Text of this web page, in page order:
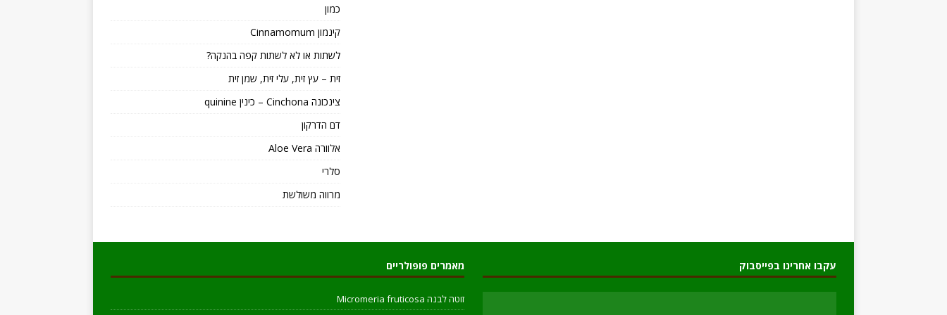
כמון
קינמון Cinnamomum
לשתות או לא לשתות קפה בהנקה?
זית – עץ זית, עלי זית, שמן זית
צינכונה Cinchona – כינין quinine
דם הדרקון
אלוורה Aloe Vera
סלרי
מרווה משולשת
עקבו אחרינו בפייסבוק מאמרים פופולריים
זוטה לבנה Micromeria fruticosa